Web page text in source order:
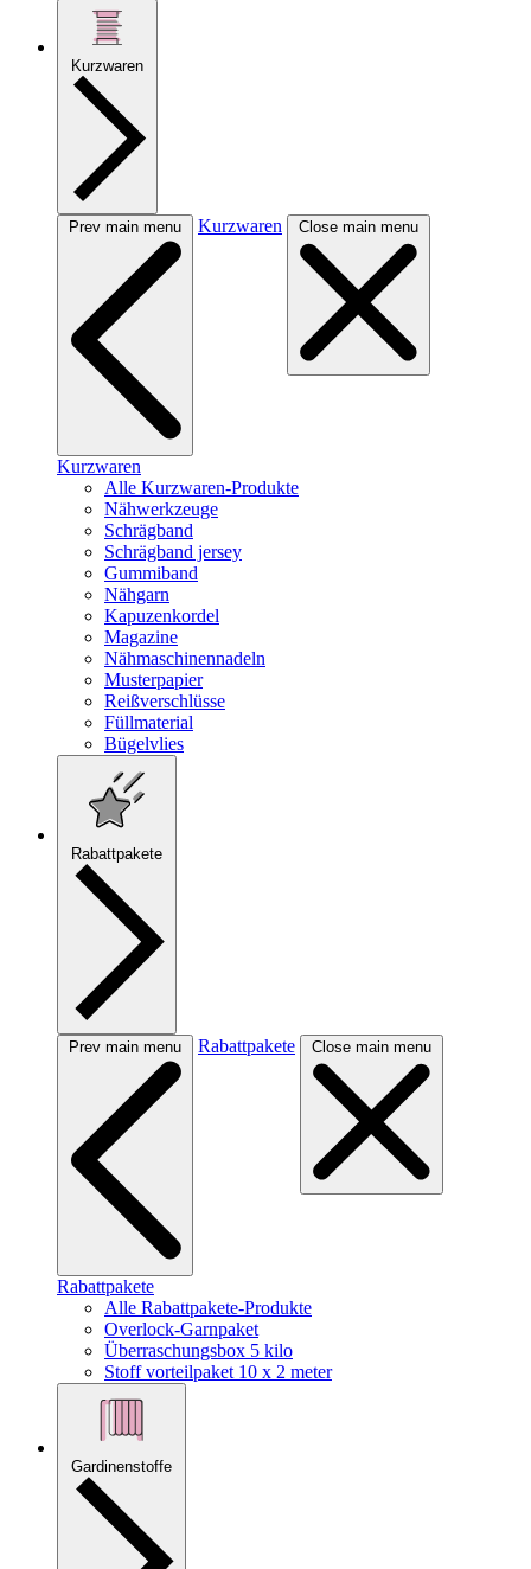
Kurzwaren
Prev main menu Kurzwaren Close main menu
Kurzwaren
Alle Kurzwaren-Produkte
Nähwerkzeuge
Schrägband
Schrägband jersey
Gummiband
Nähgarn
Kapuzenkordel
Magazine
Nähmaschinennadeln
Musterpapier
Reißverschlüsse
Füllmaterial
Bügelvlies
Rabattpakete
Prev main menu Rabattpakete Close main menu
Rabattpakete
Alle Rabattpakete-Produkte
Overlock-Garnpaket
Überraschungsbox 5 kilo
Stoff vorteilpaket 10 x 2 meter
Gardinenstoffe